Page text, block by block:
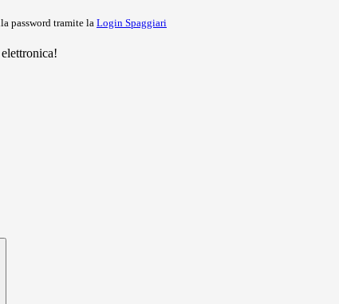
password tramite la Login Spaggiari